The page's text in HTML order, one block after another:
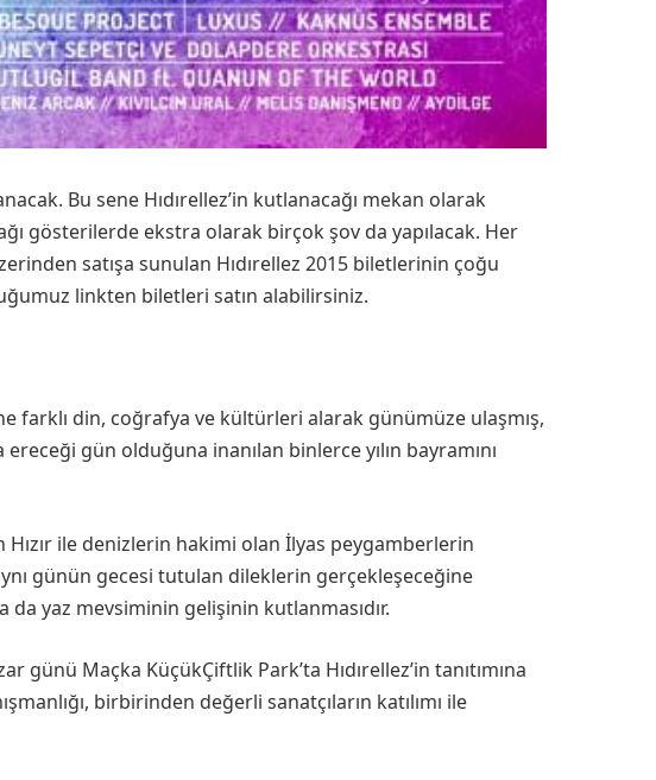
Bu sene Hıdırellez’in kutlanacağı mekan olarak
gösterilerde ekstra olarak birçok şov da yapılacak. Her
satışa sunulan Hıdırellez 2015 biletlerinin çoğu
linkten biletleri satın alabilirsiniz.
farklı din, coğrafya ve kültürleri alarak günümüze ulaşmış,
gün olduğuna inanılan binlerce yılın bayramını
ile denizlerin hakimi olan İlyas peygamberlerin
günün gecesi tutulan dileklerin gerçekleşeceğine
da yaz mevsiminin gelişinin kutlanmasıdır.
günü Maçka KüçükÇiftlik Park’ta Hıdırellez’in tanıtımına
birbirinden değerli sanatçıların katılımı ile